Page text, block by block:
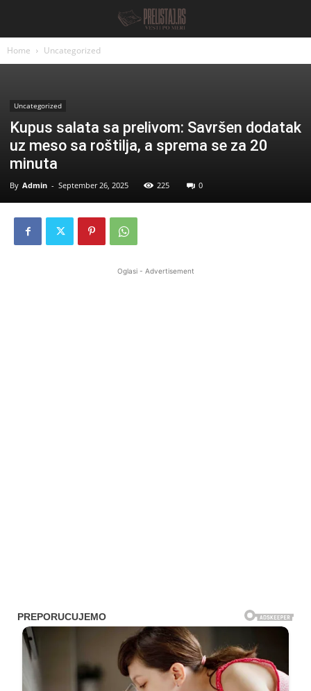
Home Uncategorized
Uncategorized
Kupus salata sa prelivom: Savršen dodatak
uz meso sa roštilja, a sprema se za 20
minuta
By Admin - September 26, 2025 225 0
Oglasi - Advertisement